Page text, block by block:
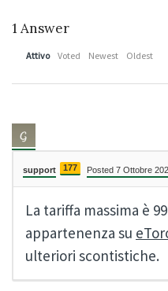
1 Answer
Attivo Voted Newest Oldest
support 177 Posted 7 Ottobre
La tariffa massima è
appartenenza su
ulteriori scontistiche.